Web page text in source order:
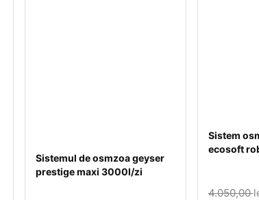
Sistemul de osmzoa geyser
prestige maxi 3000l/zi
Sistem
ecosoft
4.050,00